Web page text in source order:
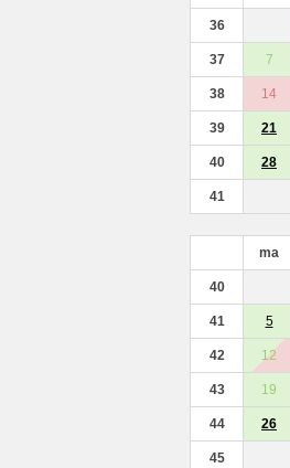
36
37 7
38 14
39 21
40 28
41
ma
40
41 5
42 12
43 19
44 26
45